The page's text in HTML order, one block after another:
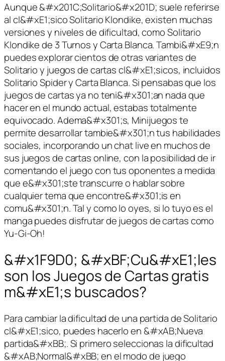
Aunque &#x201C;Solitario&#x201D; suele referirse
al cl&#xE1;sico Solitario Klondike, existen muchas
versiones y niveles de dificultad, como Solitario
Klondike de 3 Turnos y Carta Blanca. Tambi&#xE9;n
puedes explorar cientos de otras variantes de
Solitario y juegos de cartas cl&#xE1;sicos, incluidos
Solitario Spider y Carta Blanca. Si pensabas que los
juegos de cartas ya no teni&#x301;an nada que
hacer en el mundo actual, estabas totalmente
equivocado. Adema&#x301;s, Minijuegos te
permite desarrollar tambie&#x301;n tus habilidades
sociales, incorporando un chat live en muchos de
sus juegos de cartas online, con la posibilidad de ir
comentando el juego con tus oponentes a medida
que e&#x301;ste transcurre o hablar sobre
cualquier tema que encontre&#x301;is en
comu&#x301;n. Tal y como lo oyes, si lo tuyo es el
manga puedes disfrutar de juegos de cartas como
Yu-Gi-Oh!
&#x1F9D0; &#xBF;Cu&#xE1;les
son los Juegos de Cartas gratis
m&#xE1;s buscados?
Para cambiar la dificultad de una partida de Solitario
cl&#xE1;sico, puedes hacerlo en &#xAB;Nueva
partida&#xBB;. Si primero seleccionas la dificultad
&#xAB;Normal&#xBB; en el modo de juego